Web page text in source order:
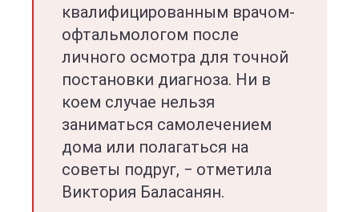
квалифицированным врачом-
офтальмологом после
личного осмотра для точной
постановки диагноза. Ни в
коем случае нельзя
заниматься самолечением
дома или полагаться на
советы подруг, − отметила
Виктория Баласанян.